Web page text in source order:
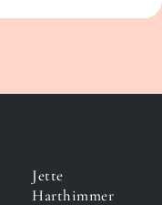
Jette
Harthimmer